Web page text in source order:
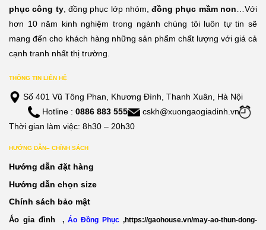
phục công ty, đồng phục lớp nhóm,đồng phục mầm non …Với
hơn 10 năm kinh nghiệm trong ngành chúng tôi luôn tự tin sẽ
mang đến cho khách hàng những sản phẩm chất lượng với giá cả
cạnh tranh nhất thị trường.
THÔNG TIN LIÊN HỆ
Số 401 Vũ Tông Phan, Khương Đình, Thanh Xuân, Hà Nội
Hotline : 0886 883 555
cskh@xuongaogiadinh.vn
Thời gian làm việc: 8h30 – 20h30
HƯỚNG DẪN– CHÍNH SÁCH
Hướng dẫn đặt hàng
Hướng dẫn chọn size
Chính sách bảo mật
Áo gia đình , Áo Đồng Phục ,https://gaohouse.vn/may-ao-thun-dong-